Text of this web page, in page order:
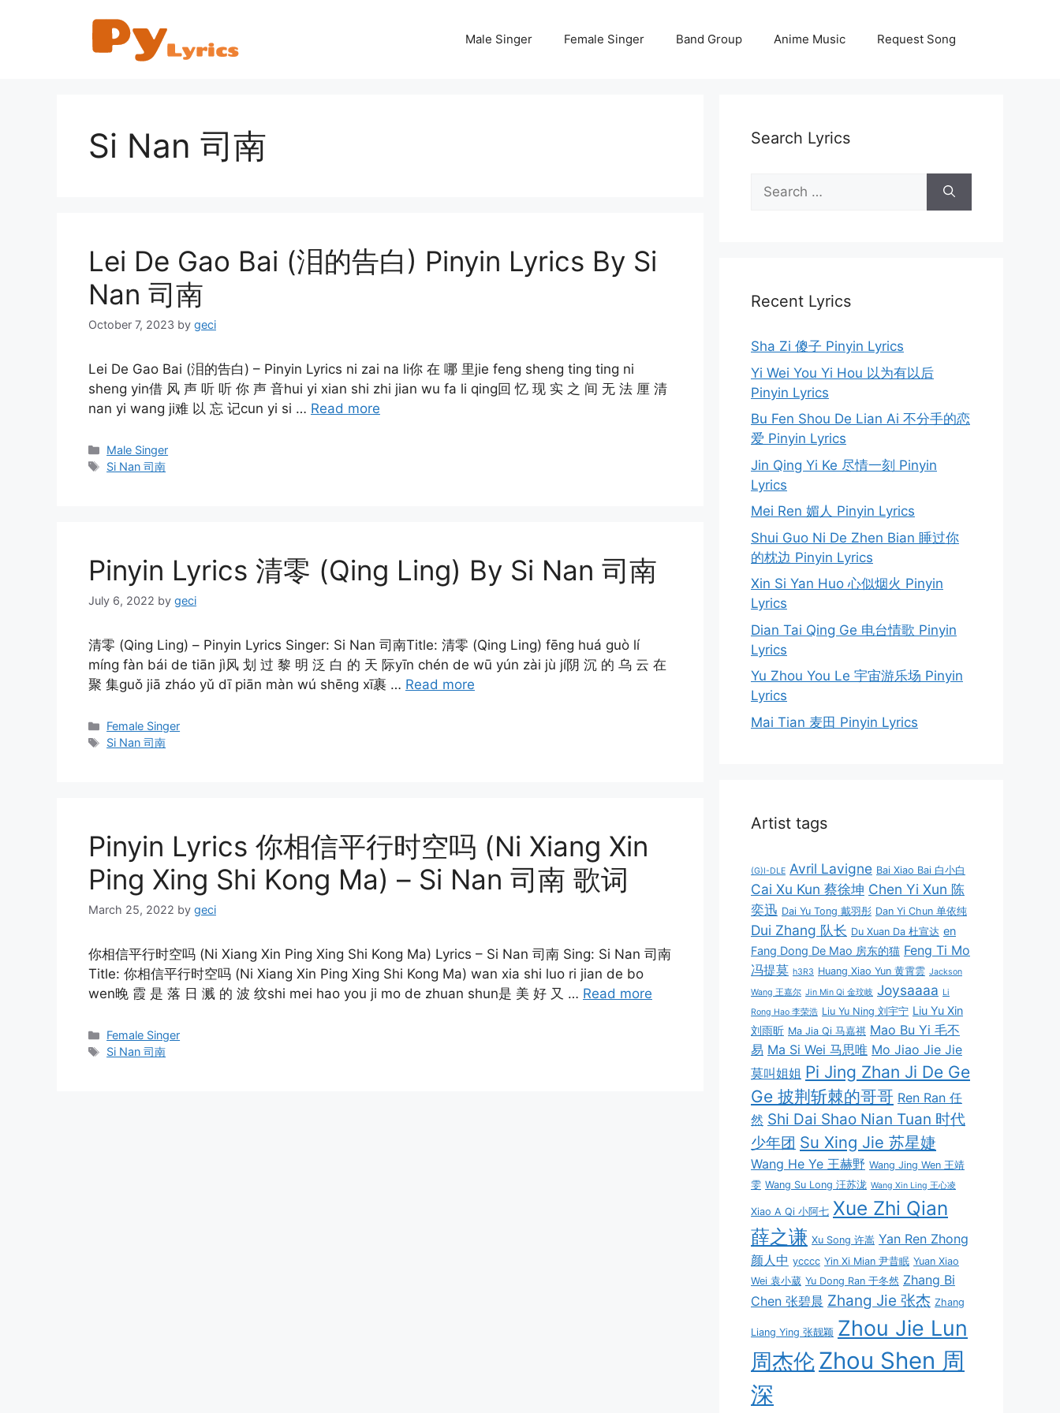
Male Singer Female Singer Band Group Anime Music Request Song
Si Nan 司南
Lei De Gao Bai (泪的告白) Pinyin Lyrics By Si
Nan 司南
October 7, 2023 by geci
Lei De Gao Bai (泪的告白) – Pinyin Lyrics ni zai na li你 在 哪 里jie feng sheng ting ting ni
sheng yin借 风 声 听 听 你 声 音hui yi xian shi zhi jian wu fa li qing回 忆 现 实 之 间 无 法 厘 清
nan yi wang ji难 以 忘 记cun yi si … Read more
Categories
Male Singer
Tags
Si Nan 司南
Pinyin Lyrics 清零 (Qing Ling) By Si Nan 司南
July 6, 2022 by geci
清零 (Qing Ling) – Pinyin Lyrics Singer: Si Nan 司南Title: 清零 (Qing Ling) fēng huá guò lí
míng fàn bái de tiān jì风 划 过 黎 明 泛 白 的 天 际yīn chén de wū yún zài jù jí阴 沉 的 乌 云 在
聚 集guǒ jiā zháo yǔ dī piān màn wú shēng xī裹 … Read more
Categories
Female Singer
Tags
Si Nan 司南
Pinyin Lyrics 你相信平行时空吗 (Ni Xiang Xin
Ping Xing Shi Kong Ma) – Si Nan 司南 歌词
March 25, 2022 by geci
你相信平行时空吗 (Ni Xiang Xin Ping Xing Shi Kong Ma) Lyrics – Si Nan 司南 Sing: Si Nan 司南
Title: 你相信平行时空吗 (Ni Xiang Xin Ping Xing Shi Kong Ma) wan xia shi luo ri jian de bo
wen晚 霞 是 落 日 溅 的 波 纹shi mei hao you ji mo de zhuan shun是 美 好 又 … Read more
Categories
Female Singer
Tags
Si Nan 司南
Search Lyrics
Search
for:
Recent Lyrics
Sha Zi 傻子 Pinyin Lyrics
Yi Wei You Yi Hou 以为有以后
Pinyin Lyrics
Bu Fen Shou De Lian Ai 不分手的恋
爱 Pinyin Lyrics
Jin Qing Yi Ke 尽情一刻 Pinyin
Lyrics
Mei Ren 媚人 Pinyin Lyrics
Shui Guo Ni De Zhen Bian 睡过你
的枕边 Pinyin Lyrics
Xin Si Yan Huo 心似烟火 Pinyin
Lyrics
Dian Tai Qing Ge 电台情歌 Pinyin
Lyrics
Yu Zhou You Le 宇宙游乐场 Pinyin
Lyrics
Mai Tian 麦田 Pinyin Lyrics
Artist tags
(G)I-DLE Avril Lavigne Bai Xiao Bai 白小白
Cai Xu Kun 蔡徐坤 Chen Yi Xun 陈
奕迅 Dai Yu Tong 戴羽彤 Dan Yi Chun 单依纯
Dui Zhang 队长 Du Xuan Da 杜宣达 en
Fang Dong De Mao 房东的猫 Feng Ti Mo
冯提莫 h3R3 Huang Xiao Yun 黄霄雲 Jackson
Wang 王嘉尔 Jin Min Qi 金玟岐 Joysaaaa Li
Rong Hao 李荣浩 Liu Yu Ning 刘宇宁 Liu Yu Xin
刘雨昕 Ma Jia Qi 马嘉祺 Mao Bu Yi 毛不
易 Ma Si Wei 马思唯 Mo Jiao Jie Jie
莫叫姐姐 Pi Jing Zhan Ji De Ge
Ge 披荆斩棘的哥哥 Ren Ran 任
然 Shi Dai Shao Nian Tuan 时代
少年团 Su Xing Jie 苏星婕
Wang He Ye 王赫野 Wang Jing Wen 王靖
雯 Wang Su Long 汪苏泷 Wang Xin Ling 王心凌
Xiao A Qi 小阿七 Xue Zhi Qian
薛之谦 Xu Song 许嵩 Yan Ren Zhong
颜人中 ycccc Yin Xi Mian 尹昔眠 Yuan Xiao
Wei 袁小葳 Yu Dong Ran 于冬然 Zhang Bi
Chen 张碧晨 Zhang Jie 张杰 Zhang
Liang Ying 张靓颖 Zhou Jie Lun
周杰伦Zhou Shen 周
深